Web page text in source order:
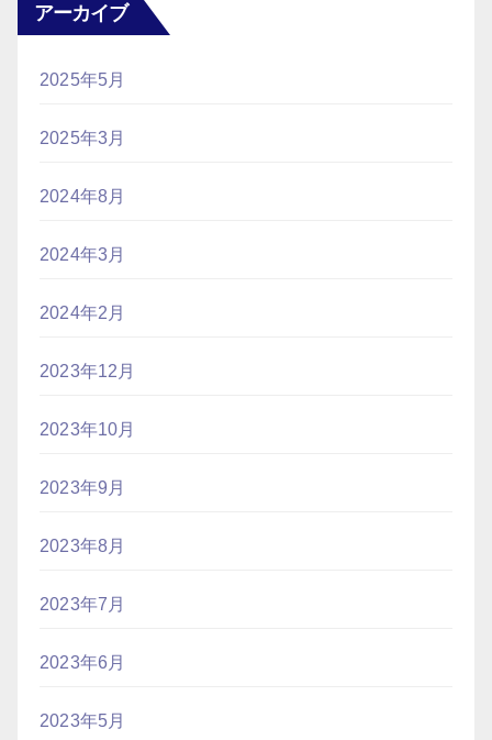
アーカイブ
2025年5月
2025年3月
2024年8月
2024年3月
2024年2月
2023年12月
2023年10月
2023年9月
2023年8月
2023年7月
2023年6月
2023年5月